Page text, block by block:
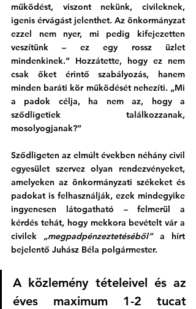
működést, viszont nekünk, civileknek,
igenis érvágást jelenthet. Az önkormányzat
ezzel nem nyer, mi pedig kifejezetten
veszítünk – ez egy rossz üzlet
mindenkinek.” Hozzátette, hogy ez nem
csak őket érintő szabályozás, hanem
minden baráti kör működését nehezíti. „Mi
a padok célja, ha nem az, hogy a
sződligetiek találkozzanak,
mosolyogjanak?”
Sződligeten az elmúlt években néhány civil
egyesület szervez olyan rendezvényeket,
amelyeken az önkormányzati székeket és
padokat is felhasználják, ezek mindegyike
ingyenesen látogatható – felmerül a
kérdés tehát, hogy mekkora bevételt vár a
civilek „megpadpénzeztetéséből” a hírt
bejelentő Juhász Béla polgármester.
A közlemény tételeivel és az
éves maximum 1-2 tucat